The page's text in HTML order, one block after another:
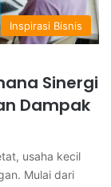
Inspirasi Bisnis
Sinergi
Dampak
usaha kecil
Mulai dari